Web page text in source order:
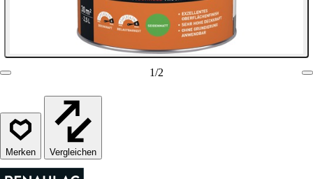
1/2
Vergleichen